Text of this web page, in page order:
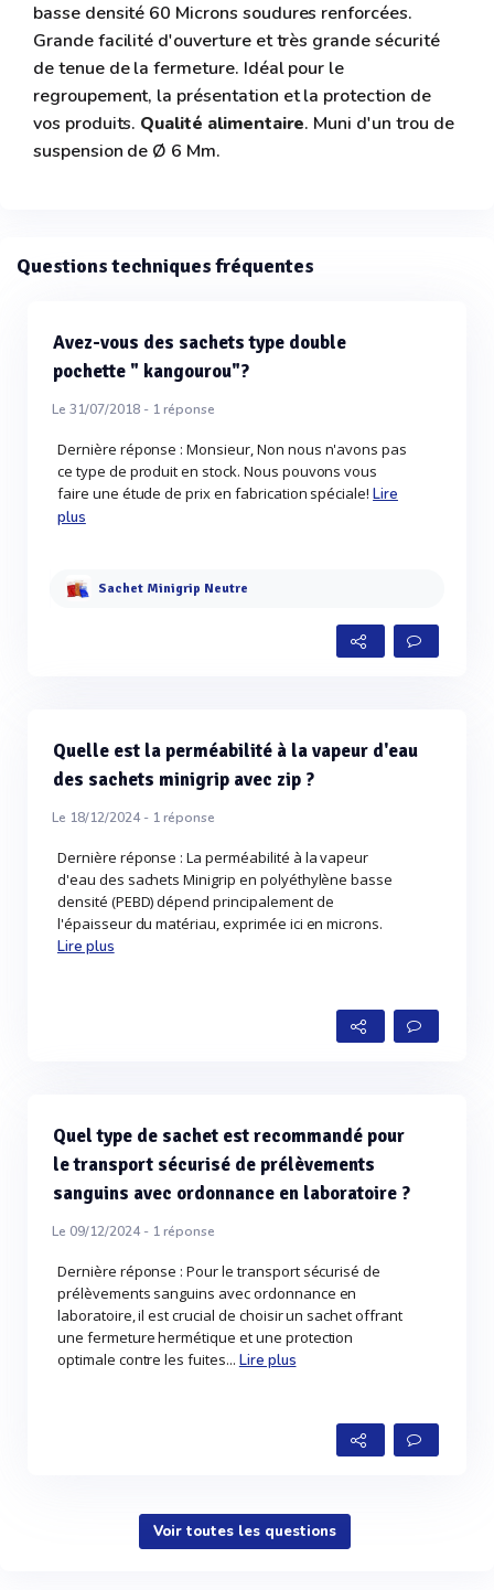
basse densité 60 Microns soudures renforcées.
Grande facilité d'ouverture et très grande sécurité
de tenue de la fermeture. Idéal pour le
regroupement, la présentation et la protection de
vos produits. Qualité alimentaire. Muni d'un trou de
suspension de Ø 6 Mm.
Questions techniques fréquentes
Avez-vous des sachets type double
pochette " kangourou"?
Le 31/07/2018 - 1réponse
Dernière réponse : Monsieur, Non nous n'avons pas
ce type de produit en stock. Nous pouvons vous
faire une étude de prix en fabrication spéciale!Lire
plus
Sachet Minigrip Neutre
Quelle est la perméabilité à la vapeur d'eau
des sachets minigrip avec zip ?
Le 18/12/2024 - 1réponse
Dernière réponse : La perméabilité à la vapeur
d'eau des sachets Minigrip en polyéthylène basse
densité (PEBD) dépend principalement de
l'épaisseur du matériau, exprimée ici en microns.
Lire plus
Quel type de sachet est recommandé pour
le transport sécurisé de prélèvements
sanguins avec ordonnance en laboratoire ?
Le 09/12/2024 - 1réponse
Dernière réponse : Pour le transport sécurisé de
prélèvements sanguins avec ordonnance en
laboratoire, il est crucial de choisir un sachet offrant
une fermeture hermétique et une protection
optimale contre les fuites... Lire plus
Voir toutes les questions